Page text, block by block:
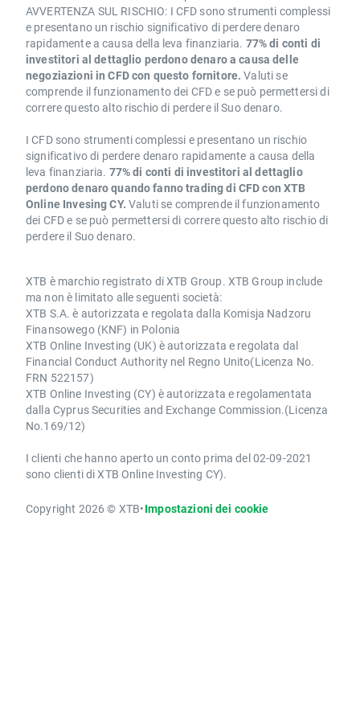
AVVERTENZA SUL RISCHIO: I CFD sono strumenti complessi
e presentano un rischio significativo di perdere denaro
rapidamente a causa della leva finanziaria. 77% di conti di
investitori al dettaglio perdono denaro a causa delle
negoziazioni in CFD con questo fornitore. Valuti se
comprende il funzionamento dei CFD e se può permettersi di
correre questo alto rischio di perdere il Suo denaro.
I CFD sono strumenti complessi e presentano un rischio
significativo di perdere denaro rapidamente a causa della
leva finanziaria. 77% di conti di investitori al dettaglio
perdono denaro quando fanno trading di CFD con XTB
Online Invesing CY. Valuti se comprende il funzionamento
dei CFD e se può permettersi di correre questo alto rischio di
perdere il Suo denaro.
XTB è marchio registrato di XTB Group. XTB Group include
ma non è limitato alle seguenti società:
XTB S.A. è autorizzata e regolata dalla Komisja Nadzoru
Finansowego (KNF) in Polonia
XTB Online Investing (UK) è autorizzata e regolata dal
Financial Conduct Authority nel Regno Unito(Licenza No.
FRN 522157)
XTB Online Investing (CY) è autorizzata e regolamentata
dalla Cyprus Securities and Exchange Commission.(Licenza
No.169/12)
I clienti che hanno aperto un conto prima del 02-09-2021
sono clienti di XTB Online Investing CY).
Copyright 2026 © XTB•Impostazioni dei cookie